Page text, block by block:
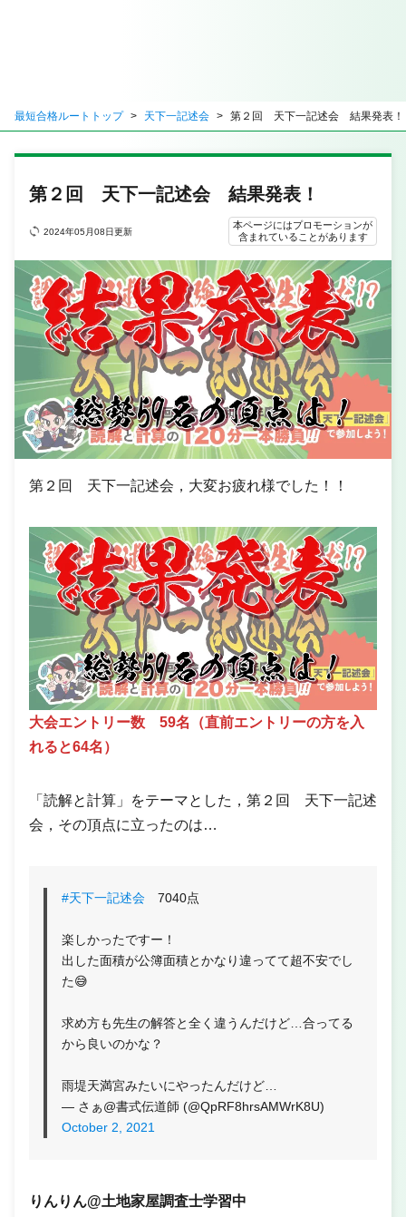
最短合格ルートトップ 天下一記述会 第２回 天下一記述会 結果発表！
第２回 天下一記述会 結果発表！
2024年05月08日更新
本ページにはプロモーションが
含まれていることがあります
第２回 天下一記述会，大変お疲れ様でした！！
大会エントリー数 59名（直前エントリーの方を入
れると64名）
「読解と計算」をテーマとした，第２回 天下一記述
会，その頂点に立ったのは…
#天下一記述会 7040点
楽しかったですー！
出した面積が公簿面積とかなり違ってて超不安でし
た😅
求め方も先生の解答と全く違うんだけど…合ってる
から良いのかな？
雨堤天満宮みたいにやったんだけど…
— さぁ@書式伝道師 (@QpRF8hrsAMWrK8U)
October 2, 2021
りんりん@土地家屋調査士学習中